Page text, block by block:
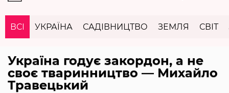
ВСІ УКРАЇНА САДІВНИЦТВО ЗЕМЛЯ СВІТ
Україна годує закордон, а не
своє тваринництво — Михайло
Травецький